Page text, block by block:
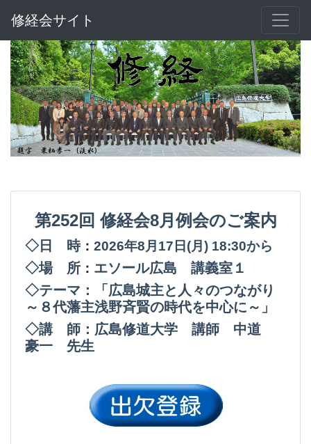
修経会サイト
第252回修経会8月例会のご案内
◇日 時： 2026年8月17日(月 ) 18:30から
◇場 所 ： エソール広島 講義室１
◇テーマ：「広島城主と人々のつながり
～８代藩主浅野斉賢の時代を中心に～」
◇講 師：広島修道大学 講師 中道
豪一 先生